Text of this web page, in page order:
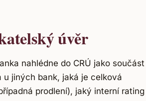
úvěr
nahlédne do CRÚ jako součást
u jiných bank, jaká je celková
prodlení), jaký interní rating